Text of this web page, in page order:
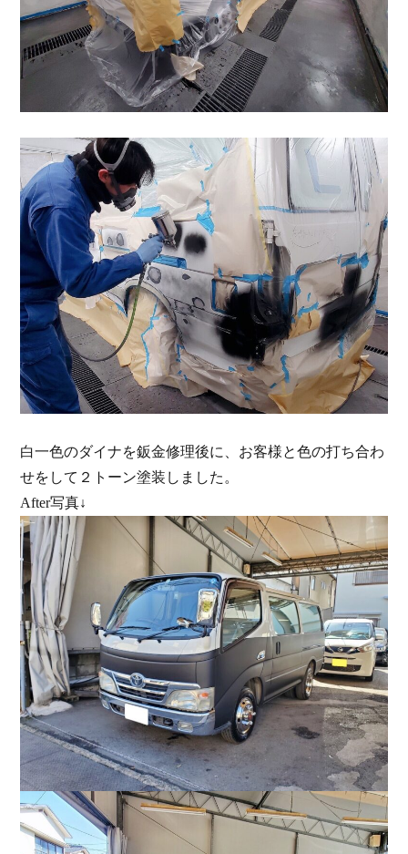
白一色のダイナを鈑金修理後に、お客様と色の打ち合わ
せをして２トーン塗装しました。
After写真↓